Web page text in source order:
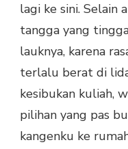
lagi ke sini. Selain
tangga yang
lauknya, karena
terlalu berat di
kesibukan kuliah,
pilihan yang pas
kangenku ke